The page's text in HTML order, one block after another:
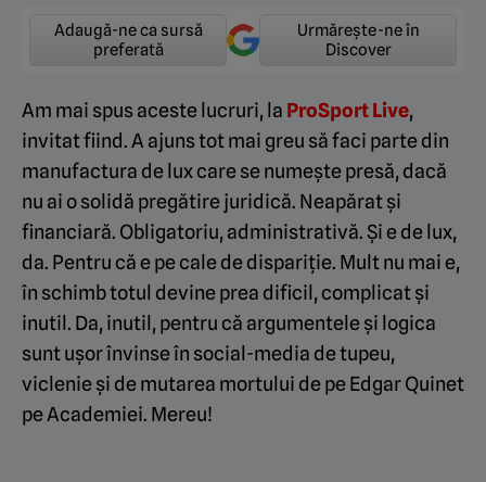
Adaugă-ne ca sursă
preferată
Urmărește-ne în
Discover
Am mai spus aceste lucruri, la ProSport Live,
invitat fiind. A ajuns tot mai greu să faci parte din
manufactura de lux care se numește presă, dacă
nu ai o solidă pregătire juridică. Neapărat și
financiară. Obligatoriu, administrativă. Și e de lux,
da. Pentru că e pe cale de dispariție. Mult nu mai e,
în schimb totul devine prea dificil, complicat și
inutil. Da, inutil, pentru că argumentele și logica
sunt ușor învinse în social-media de tupeu,
viclenie și de mutarea mortului de pe Edgar Quinet
pe Academiei. Mereu!